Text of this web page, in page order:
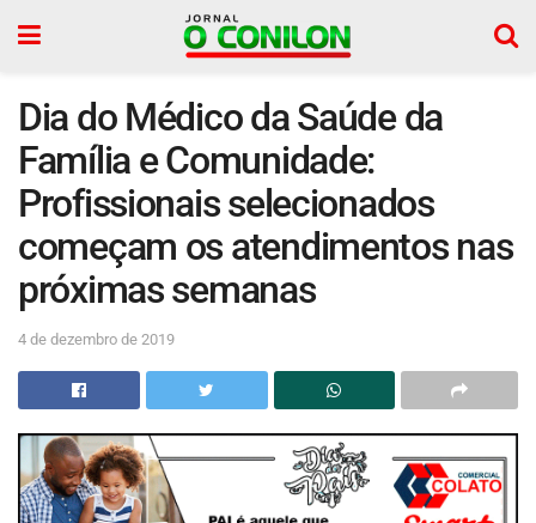
Dia do Médico da Saúde da
Família e Comunidade:
Profissionais selecionados
começam os atendimentos nas
próximas semanas
4 de dezembro de 2019